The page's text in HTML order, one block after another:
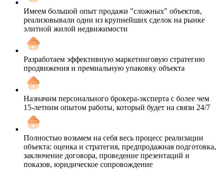
Имеем большой опыт продажи "сложных" объектов,
реализовывали одни из крупнейших сделок на рынке
элитной жилой недвижимости
Разработаем эффективную маркетинговую стратегию
продвижения и премиальную упаковку объекта
Назначим персонального брокера-эксперта с более чем
15-летним опытом работы, который будет на связи 24/7
Полностью возьмем на себя весь процесс реализации
объекта: оценка и стратегия, предпродажная подготовка,
заключение договора, проведение презентаций и
показов, юридическое сопровождение